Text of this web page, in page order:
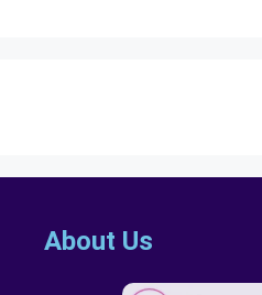
About Us